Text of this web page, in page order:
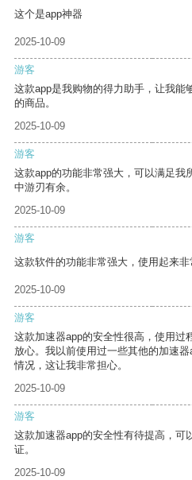
这个是app神器
2025-10-09
游客
这款app是我购物的得力助手，让我能
的商品。
2025-10-09
游客
这款app的功能非常强大，可以满足我
中游刃有余。
2025-10-09
游客
这款软件的功能非常强大，使用起来非
2025-10-09
游客
这款加速器app的安全性很高，使用过
放心。我以前使用过一些其他的加速
情况，这让我非常担心。
2025-10-09
游客
这款加速器app的安全性有待提高，可
证。
2025-10-09